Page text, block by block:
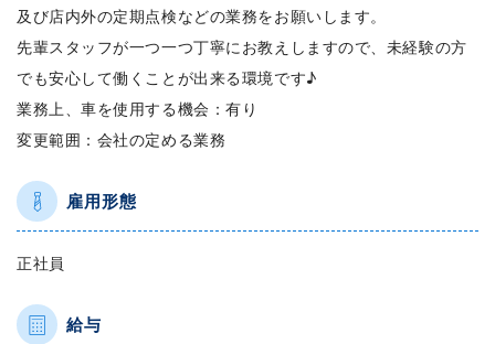
及び店内外の定期点検などの業務をお願いします。
先輩スタッフが一つ一つ丁寧にお教えしますので、未経験の方
でも安心して働くことが出来る環境です♪
業務上、車を使用する機会：有り
変更範囲：会社の定める業務
雇用形態
正社員
給与